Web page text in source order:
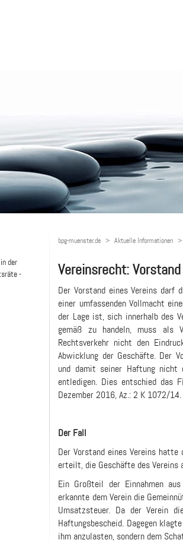
der
-
bpg-muenster.de Aktuelle Informationen
Vereinsrecht:
Der Vorstand eines Vereins darf
einer umfassenden Vollmacht
der Lage ist, sich innerhalb des
gemäß zu handeln, muss als
Rechtsverkehr nicht den
Abwicklung der Geschäfte. Der
und damit seiner Haftung nicht
entledigen. Dies entschied das
Dezember 2016, Az.: 2 K 1072/14.
Der Fall
Der Vorstand eines Vereins
erteilt, die Geschäfte des Vereins
Ein Großteil der Einnahmen
erkannte dem Verein die
Umsatzsteuer. Da der Verein
Haftungsbescheid. Dagegen
ihm anzulasten, sondern dem